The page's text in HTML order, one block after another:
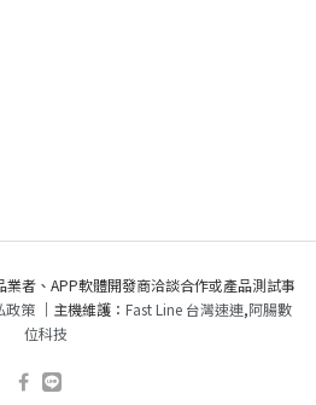
者、APP軟體開發商洽談合作或產品測試事
政策｜主機維護： Fast Line 台灣速連,阿腸數
位科技